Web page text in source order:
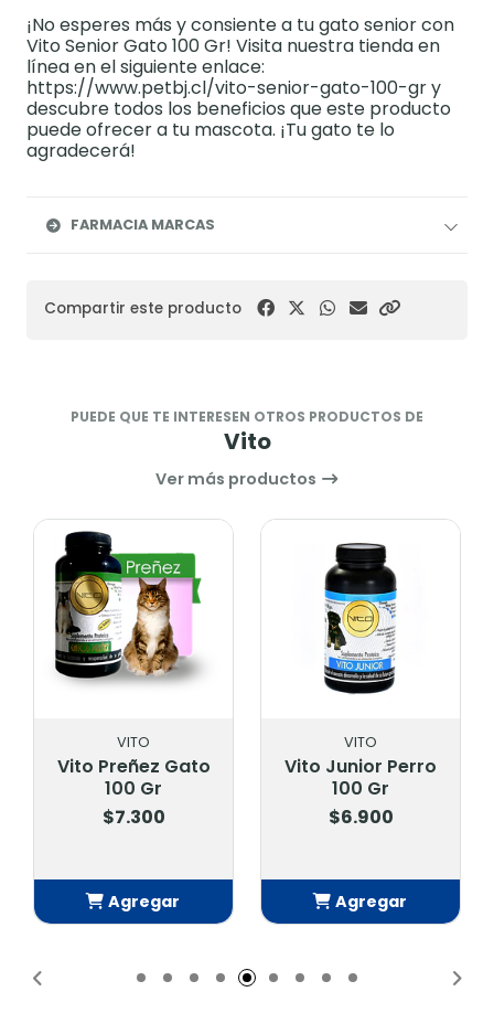
¡No esperes más y consiente a tu gato senior con
Vito Senior Gato 100 Gr! Visita nuestra tienda en
línea en el siguiente enlace:
https://www.petbj.cl/vito-senior-gato-100-gr y
descubre todos los beneficios que este producto
puede ofrecer a tu mascota. ¡Tu gato te lo
agradecerá!
FARMACIA MARCAS
Compartir este producto
PUEDE QUE TE INTERESEN OTROS PRODUCTOS DE
Vito
Ver más productos
VITO
Vito Preñez Gato
100 Gr
$7.300
Agregar
VITO
Vito Junior Perro
100 Gr
$6.900
Agregar